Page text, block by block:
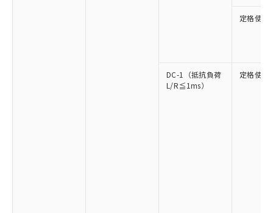
定格使用
DC-1（抵抗負荷
L/R≦1ms）
定格使用